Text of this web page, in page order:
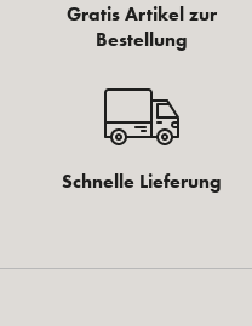
Gratis Artikel zur
Bestellung
Schnelle Lieferung